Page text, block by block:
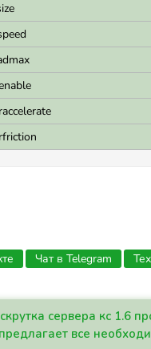
Чат в Telegram
сервера кс 1.6
все